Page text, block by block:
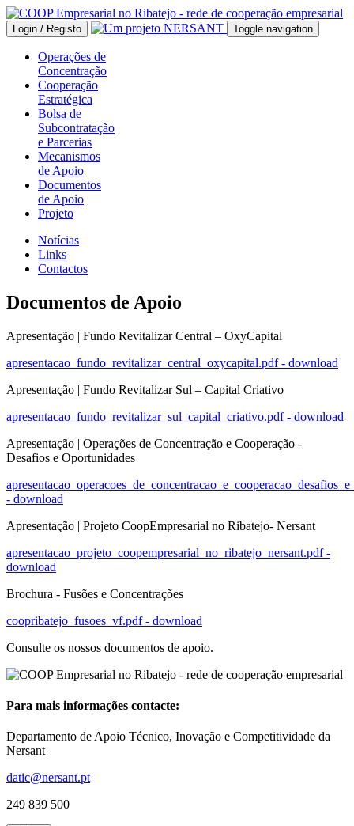
Login / Registo Toggle navigation
Operações de
Concentração
Cooperação
Estratégica
Bolsa de
Subcontratação
e Parcerias
Mecanismos
de Apoio
Documentos
de Apoio
Projeto
Notícias
Links
Contactos
Documentos de Apoio
Apresentação | Fundo Revitalizar Central – OxyCapital
apresentacao_fundo_revitalizar_central_oxycapital.pdf - download
Apresentação | Fundo Revitalizar Sul – Capital Criativo
apresentacao_fundo_revitalizar_sul_capital_criativo.pdf - download
Apresentação | Operações de Concentração e Cooperação -
Desafios e Oportunidades
- download
Apresentação | Projeto CoopEmpresarial no Ribatejo- Nersant
apresentacao_projeto_coopempresarial_no_ribatejo_nersant.pdf -
download
Brochura - Fusões e Concentrações
coopribatejo_fusoes_vf.pdf - download
Consulte os nossos documentos de apoio.
Para mais informações contacte:
Departamento de Apoio Técnico, Inovação e Competitividade da
Nersant
datic@nersant.pt
249 839 500